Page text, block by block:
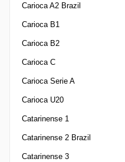
Carioca A2 Brazil
Carioca B1
Carioca B2
Carioca C
Carioca Serie A
Carioca U20
Catarinense 1
Catarinense 2 Brazil
Catarinense 3